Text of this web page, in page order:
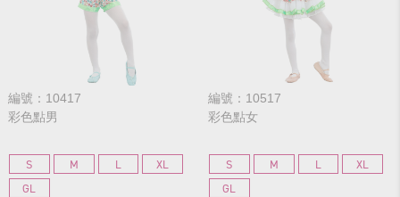
編號：10417
彩色點男
S M L
XL
GL
編號：10517
彩色點女
S M L
XL
GL